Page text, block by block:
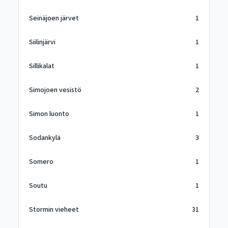
Seinäjoen järvet 1
Siilinjärvi 1
Sillikalat 1
Simojoen vesistö 2
Simon luonto 1
Sodankylä 3
Somero 1
Soutu 1
Stormin vieheet 31